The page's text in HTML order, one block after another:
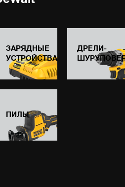
ЗАРЯДНЫЕ
УСТРОЙСТВА
ДРЕЛИ-
ПИЛЫ